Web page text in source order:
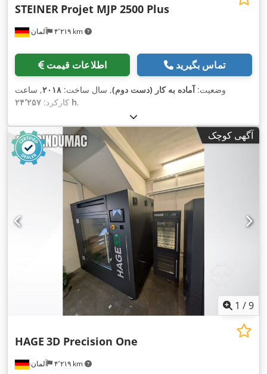
آلمان ۴٬۲۱۹ km
STEINER Projet MJP 2500 Plus
اطلاعات قیمت تماس بگیرید
وضعیت: آماده به کار (دست دوم), سال ساخت: ۲۰۱۸, ساعت
کارکرد: ۲۴٬۲۵۷ h,
آگهی کوچک
1 /9
آلمان ۴٬۲۱۹ km
HAGE 3D Precision One